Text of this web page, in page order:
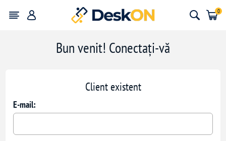
0
Bun venit! Conectați-vă
Client existent
E-mail: